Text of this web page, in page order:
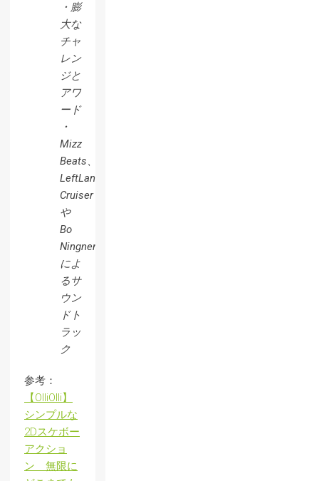
・膨
大な
チャ
レン
ジと
アワ
ード
・
Mizz
Beats、
LeftLane
Cruiser
や
Bo
Ningnen
によ
るサ
ウン
ドト
ラッ
ク
参考：
【OlliOlli】
シンプルな
2Dスケボー
アクショ
ン 無限に